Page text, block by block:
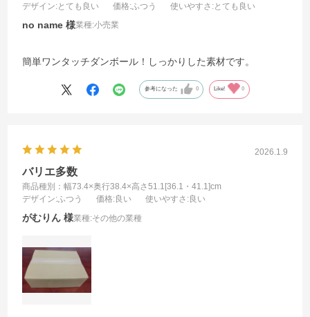
デザイン:とても良い 価格:ふつう 使いやすさ :とても良い
no name 業種:小売業
簡単ワンタッチダンボール！しっかりした素材です。
参考になった 0 Like! 0
2026.1.9
バリエ多数
商品種別：幅73.4×奥行38.4×高さ51.1[36.1・41.1]cm
デザイン:ふつう 価格:良い 使いやすさ :良い
がむりん 業種:その他の業種